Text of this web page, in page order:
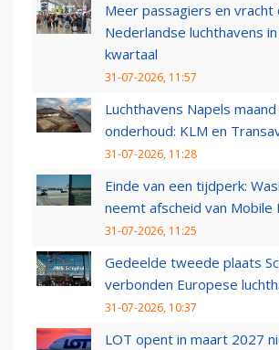
Meer passagiers en vracht
Nederlandse luchthavens
kwartaal
31-07-2026, 11:57
Luchthavens Napels
onderhoud: KLM en
31-07-2026, 11:28
Einde van een tijdperk:
neemt afscheid van Mobile
31-07-2026, 11:25
Gedeelde tweede plaats
verbonden Europese
31-07-2026, 10:37
LOT opent in maart 2027